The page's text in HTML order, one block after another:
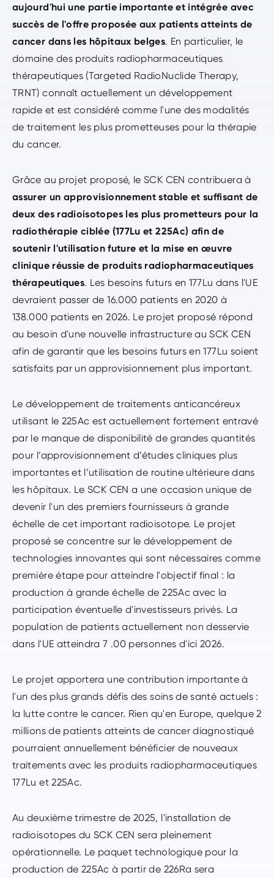
aujourd'hui une partie importante et intégrée avec
succès de l'offre proposée aux patients atteints de
cancer dans les hôpitaux belges. En particulier, le
domaine des produits radiopharmaceutiques
thérapeutiques (Targeted RadioNuclide Therapy,
TRNT) connaît actuellement un développement
rapide et est considéré comme l'une des modalités
de traitement les plus prometteuses pour la thérapie
du cancer.
Grâce au projet proposé, le SCK CEN contribuera à
assurer un approvisionnement stable et suffisant de
deux des radioisotopes les plus prometteurs pour la
radiothérapie ciblée (177Lu et 225Ac) afin de
soutenir l'utilisation future et la mise en œuvre
clinique réussie de produits radiopharmaceutiques
thérapeutiques. Les besoins futurs en 177Lu dans l'UE
devraient passer de 16.000 patients en 2020 à
138.000 patients en 2026. Le projet proposé répond
au besoin d'une nouvelle infrastructure au SCK CEN
afin de garantir que les besoins futurs en 177Lu soient
satisfaits par un approvisionnement plus important.
Le développement de traitements anticancéreux
utilisant le 225Ac est actuellement fortement entravé
par le manque de disponibilité de grandes quantités
pour l’approvisionnement d’études cliniques plus
importantes et l’utilisation de routine ultérieure dans
les hôpitaux. Le SCK CEN a une occasion unique de
devenir l'un des premiers fournisseurs à grande
échelle de cet important radioisotope. Le projet
proposé se concentre sur le développement de
technologies innovantes qui sont nécessaires comme
première étape pour atteindre l'objectif final : la
production à grande échelle de 225Ac avec la
participation éventuelle d'investisseurs privés. La
population de patients actuellement non desservie
dans l'UE atteindra 7 .00 personnes d'ici 2026.
Le projet apportera une contribution importante à
l'un des plus grands défis des soins de santé actuels :
la lutte contre le cancer. Rien qu'en Europe, quelque 2
millions de patients atteints de cancer diagnostiqué
pourraient annuellement bénéficier de nouveaux
traitements avec les produits radiopharmaceutiques
177Lu et 225Ac.
Au deuxième trimestre de 2025, l'installation de
radioisotopes du SCK CEN sera pleinement
opérationnelle. Le paquet technologique pour la
production de 225Ac à partir de 226Ra sera